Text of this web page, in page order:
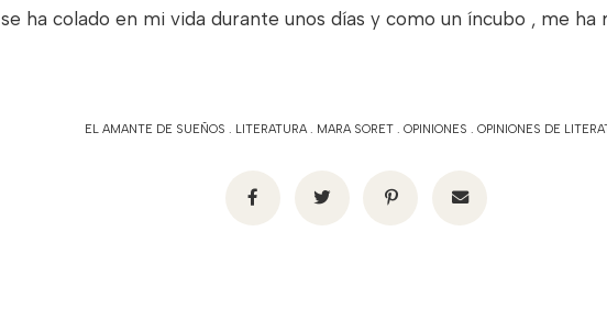
se ha colado en mi vida durante unos días y como un íncubo , me
EL AMANTE DE SUEÑOS . LITERATURA. MARA SORET .OPINIONES .OPINIONES DE